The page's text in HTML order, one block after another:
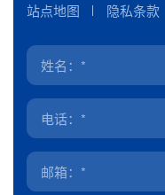
站点地图 隐私条款